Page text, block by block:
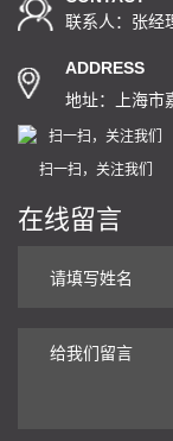
联系人：张经
ADDRESS
地址：上海市
扫一扫，关注我们
在线留言